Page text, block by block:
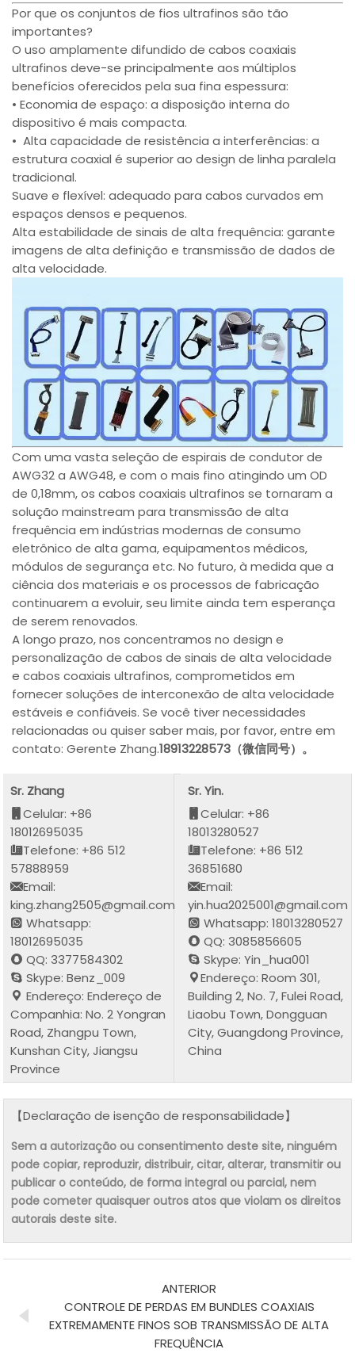
Por que os conjuntos de fios ultrafinos são tão
importantes?
O uso amplamente difundido de cabos coaxiais
ultrafinos deve-se principalmente aos múltiplos
benefícios oferecidos pela sua fina espessura:
• Economia de espaço: a disposição interna do
dispositivo é mais compacta.
• Alta capacidade de resistência a interferências: a
estrutura coaxial é superior ao design de linha paralela
tradicional.
Suave e flexível: adequado para cabos curvados em
espaços densos e pequenos.
Alta estabilidade de sinais de alta frequência: garante
imagens de alta definição e transmissão de dados de
alta velocidade.
Com uma vasta seleção de espirais de condutor de
AWG32 a AWG48, e com o mais fino atingindo um OD
de 0,18mm, os cabos coaxiais ultrafinos se tornaram a
solução mainstream para transmissão de alta
frequência em indústrias modernas de consumo
eletrônico de alta gama, equipamentos médicos,
módulos de segurança etc. No futuro, à medida que a
ciência dos materiais e os processos de fabricação
continuarem a evoluir, seu limite ainda tem esperança
de serem renovados.
A longo prazo, nos concentramos no design e
personalização de cabos de sinais de alta velocidade
e cabos coaxiais ultrafinos, comprometidos em
fornecer soluções de interconexão de alta velocidade
estáveis e confiáveis. Se você tiver necessidades
relacionadas ou quiser saber mais, por favor, entre em
contato: Gerente Zhang.18913228573（微信同号）。
Sr. Zhang
Celular: +86
18012695035
Telefone: +86 512
57888959
Email:
king.zhang2505@gmail.com
Whatsapp:
18012695035
QQ: 3377584302
Skype: Benz_009
Endereço: Endereço de
Companhia: No. 2 Yongran
Road, Zhangpu Town,
Kunshan City, Jiangsu
Province
Sr. Yin.
Celular: +86
18013280527
Telefone: +86 512
36851680
Email:
yin.hua2025001@gmail.com
Whatsapp: 18013280527
QQ: 3085856605
Skype: Yin_hua001
Endereço: Room 301,
Building 2, No. 7, Fulei Road,
Liaobu Town, Dongguan
City, Guangdong Province,
China
【Declaração de isenção de responsabilidade】
Sem a autorização ou consentimento deste site, ninguém
pode copiar, reproduzir, distribuir, citar, alterar, transmitir ou
publicar o conteúdo, de forma integral ou parcial, nem
pode cometer quaisquer outros atos que violam os direitos
autorais deste site.
ANTERIOR
CONTROLE DE PERDAS EM BUNDLES COAXIAIS
EXTREMAMENTE FINOS SOB TRANSMISSÃO DE ALTA
FREQUÊNCIA